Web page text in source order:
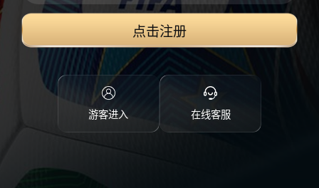
点击注册
游客进入 在线客服